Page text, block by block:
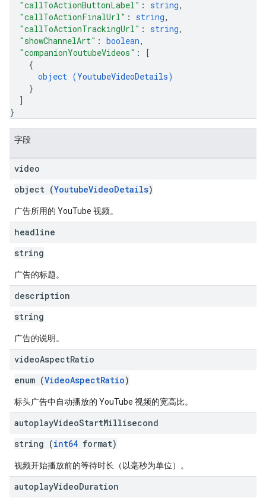
"callToActionButtonLabel" : string,
"callToActionFinalUrl" : string,
"callToActionTrackingUrl" : string,
"showChannelArt" : boolean,
"companionYoutubeVideos" :
[
{
object (YoutubeVideoDetails)
}
]
}
字段
video
object (YoutubeVideoDetails)
广告所用的 YouTube 视频。
headline
string
广告的标题。
description
string
广告的说明。
videoAspectRatio
enum (VideoAspectRatio)
标头广告中自动播放的 YouTube 视频的宽高比。
autoplayVideoStartMillisecond
string (int64 format)
视频开始播放前的等待时长（以毫秒为单位）。
autoplayVideoDuration